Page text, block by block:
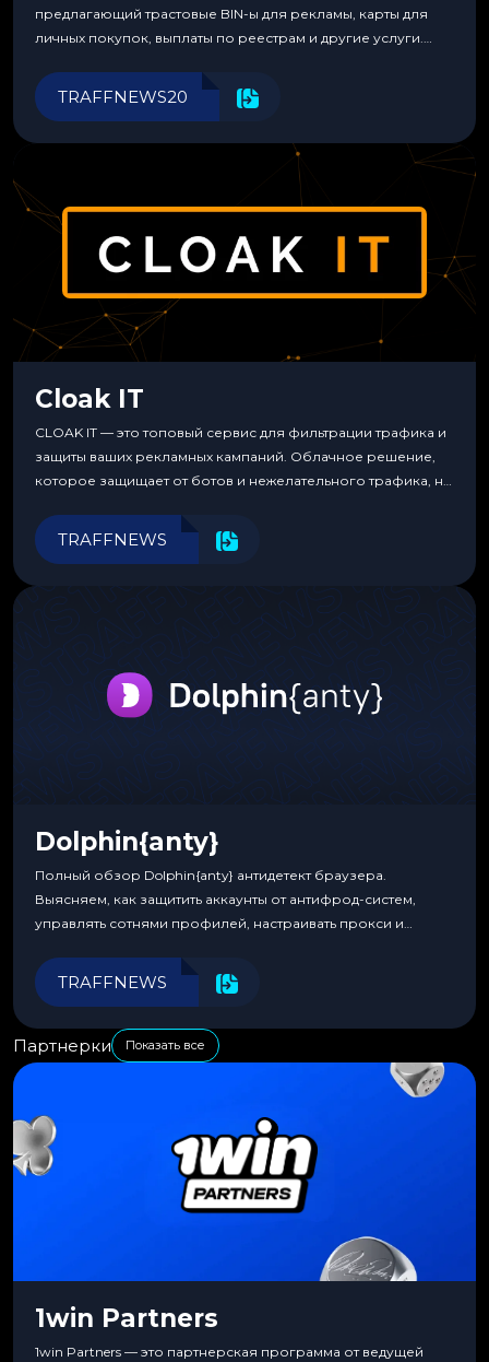
предлагающий трастовые BIN-ы для рекламы, карты для
личных покупок, выплаты по реестрам и другие услуги.
инструменты для управления финансами.
TRAFFNEWS20
Cloak IT
CLOAK IT — это топовый сервис для фильтрации трафика и
защиты ваших рекламных кампаний. Облачное решение,
которое защищает от ботов и нежелательного трафика, не
программирования.
TRAFFNEWS
Dolphin{anty}
Полный обзор Dolphin{anty} антидетект браузера.
Выясняем, как защитить аккаунты от антифрод-систем,
управлять сотнями профилей, настраивать прокси и
эффективности.
TRAFFNEWS
Партнерки Показать все
1win Partners
1win Partners — это партнерская программа от ведущей